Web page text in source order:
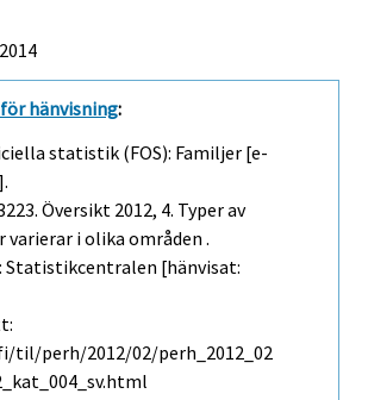
hänvisning:
statistik (FOS): Familjer [e-
Översikt 2012, 4. Typer av
i olika områden .
Statistikcentralen [hänvisat:
perh/2012/02/perh_2012_02